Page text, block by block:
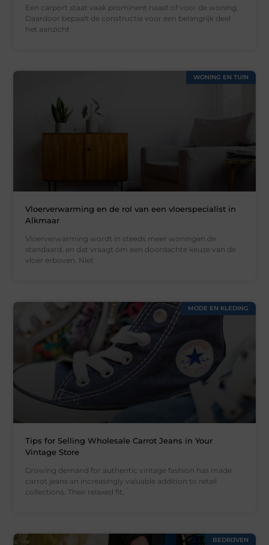
Een carport staat vaak prominent naast of voor de woning.
Daardoor bepaalt de constructie voor een belangrijk deel
het aanzicht
WONING EN TUIN
Vloerverwarming en de rol van een vloerspecialist in
Alkmaar
Vloerverwarming wordt in steeds meer woningen de
standaard, en dat vraagt om een doordachte keuze van de
vloer erboven. Niet
MODE EN KLEDING
Tips for Selling Wholesale Carrot Jeans in Your
Vintage Store
Growing demand for authentic vintage fashion has made
carrot jeans an increasingly valuable addition to retail
collections. Their relaxed fit,
BEDRIJVEN